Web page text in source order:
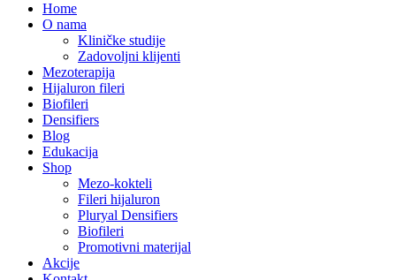
Home
O nama
Kliničke studije
Zadovoljni klijenti
Mezoterapija
Hijaluron fileri
Biofileri
Densifiers
Blog
Edukacija
Shop
Mezo-kokteli
Fileri hijaluron
Pluryal Densifiers
Biofileri
Promotivni materijal
Akcije